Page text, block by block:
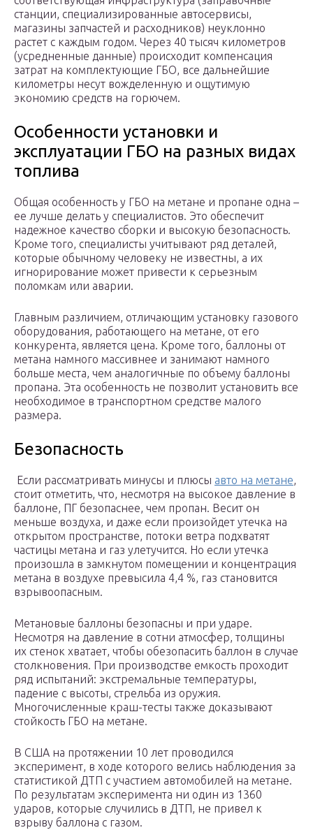
станции, специализированные автосервисы,
магазины запчастей и расходников) неуклонно
растет с каждым годом. Через 40 тысяч километров
(усредненные данные) происходит компенсация
затрат на комплектующие ГБО, все дальнейшие
километры несут вожделенную и ощутимую
экономию средств на горючем.
Особенности установки и
эксплуатации ГБО на разных видах
топлива
Общая особенность у ГБО на метане и пропане одна –
ее лучше делать у специалистов. Это обеспечит
надежное качество сборки и высокую безопасность.
Кроме того, специалисты учитывают ряд деталей,
которые обычному человеку не известны, а их
игнорирование может привести к серьезным
поломкам или аварии.
Главным различием, отличающим установку газового
оборудования, работающего на метане, от его
конкурента, является цена. Кроме того, баллоны от
метана намного массивнее и занимают намного
больше места, чем аналогичные по объему баллоны
пропана. Эта особенность не позволит установить все
необходимое в транспортном средстве малого
размера.
Безопасность
Если рассматривать минусы и плюсы авто на метане,
стоит отметить, что, несмотря на высокое давление в
баллоне, ПГ безопаснее, чем пропан. Весит он
меньше воздуха, и даже если произойдет утечка на
открытом пространстве, потоки ветра подхватят
частицы метана и газ улетучится. Но если утечка
произошла в замкнутом помещении и концентрация
метана в воздухе превысила 4,4 %, газ становится
взрывоопасным.
Метановые баллоны безопасны и при ударе.
Несмотря на давление в сотни атмосфер, толщины
их стенок хватает, чтобы обезопасить баллон в случае
столкновения. При производстве емкость проходит
ряд испытаний: экстремальные температуры,
падение с высоты, стрельба из оружия.
Многочисленные краш-тесты также доказывают
стойкость ГБО на метане.
В США на протяжении 10 лет проводился
эксперимент, в ходе которого велись наблюдения за
статистикой ДТП с участием автомобилей на метане.
По результатам эксперимента ни один из 1360
ударов, которые случились в ДТП, не привел к
взрыву баллона с газом.